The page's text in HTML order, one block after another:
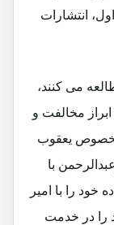
انتشارات
می کنند،
مخالفت و
بخصوص یعقوب
با
خود را با امیر
را در خدمت